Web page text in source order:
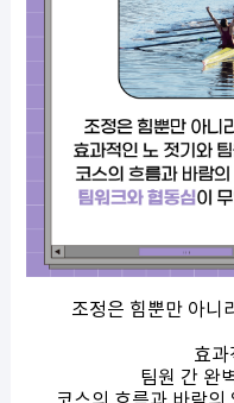
조정은 힘뿐만 아니
효과
팀원 간 완